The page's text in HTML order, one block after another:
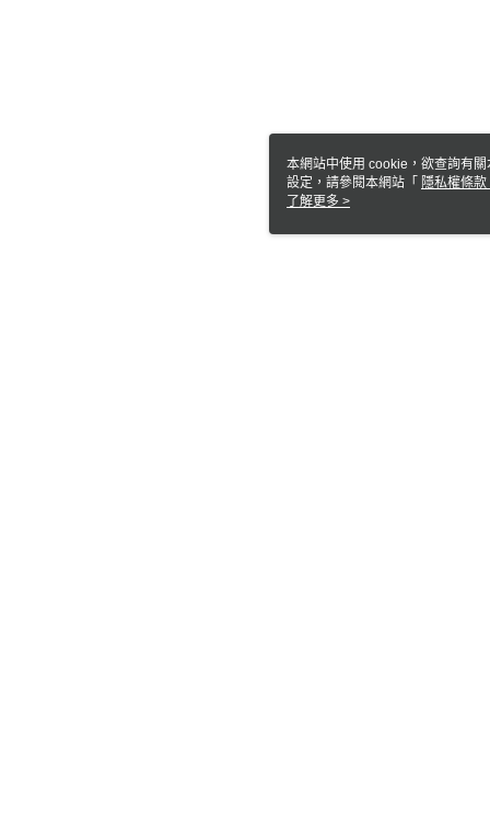
本網站中使用 cookie，欲查詢有
設定，請參閱本網站「 隱私權條款
使用 cookie。
了解更多 >